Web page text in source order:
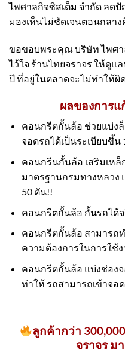
ไพศาลกิจซิสเต็ม จำกัด ลด
มองเห็นไม่ชัดเจนตอนกลา
ขอขอบพระคุณ บริษัท ไพศา
ไว้ใจ ร้านไทยจราจร ให้ดู
ปี ที่อยู่ในตลาดจะไม่ทำให้ผิ
ผลของการ
คอนกรีตกั้นล้อ ช่วยแบ่ง
จอดรถได้เป็นระเบียบขึ้น
คอนกรีนกั้นล้อ เสริมเหล็
มาตรฐานกรมทางหลวง
50 ตัน!!
คอนกรีตกั้นล้อ กั้นรถได้จ
คอนกรีตกั้นล้อ สามารถ
ความต้องการในการใช้
คอนกรีตกั้นล้อ แบ่งช่องจ
ทำให้ รถสามารถเข้าจอ
ลูกค้ากว่า
จราจร ม